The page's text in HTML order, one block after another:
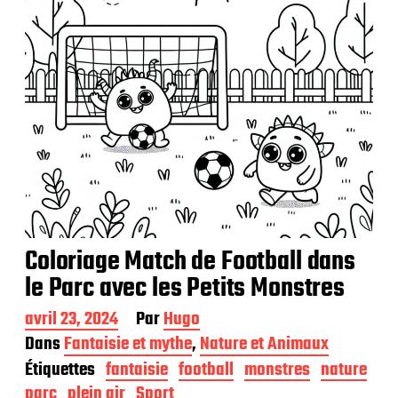
Coloriage Match de Football dans
le Parc avec les Petits Monstres
D
a
t
e
d
avril 23, 2024 ParHugo
DansFantaisie et mythe,Nature et Animaux
Étiquettes fantaisie football monstres nature